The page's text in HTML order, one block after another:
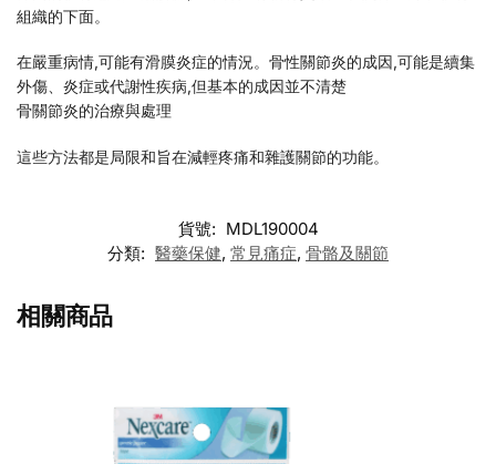
組織的下面。
在嚴重病情,可能有滑膜炎症的情況。骨性關節炎的成因,可能是續集
外傷、炎症或代謝性疾病,但基本的成因並不清楚
骨關節炎的治療與處理
這些方法都是局限和旨在減輕疼痛和雜護關節的功能。
貨號: MDL190004
分類: 醫藥保健, 常見痛症, 骨骼及關節
相關商品